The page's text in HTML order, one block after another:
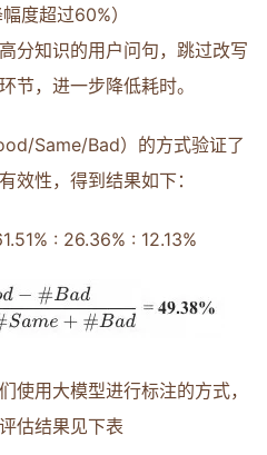
度超过60%）
分知识的用户问句，跳过改写
节，进一步降低耗时。
Same/Bad）的方式验证了
效性，得到结果如下：
: 26.36% : 12.13%
使用大模型进行标注的方式，
估结果见下表